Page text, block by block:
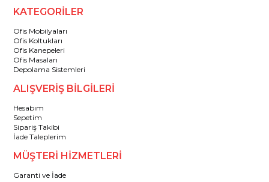
KATEGORİLER
Ofis Mobilyaları
Ofis Koltukları
Ofis Kanepeleri
Ofis Masaları
Depolama Sistemleri
ALIŞVERİŞ BİLGİLERİ
Hesabım
Sepetim
Sipariş Takibi
İade Taleplerim
MÜŞTERİ HİZMETLERİ
Garanti ve İade